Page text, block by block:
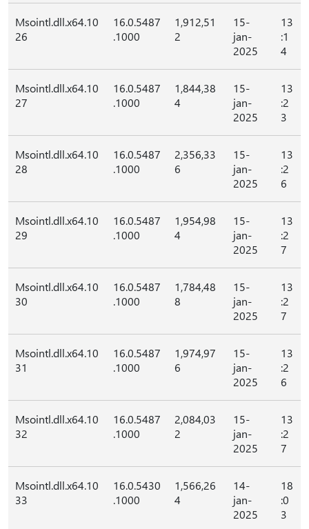
Msointl.dll.x64.10
26
16.0.5487
.1000
1,912,51
2
15-
jan-
2025
13
:1
4
Msointl.dll.x64.10
27
16.0.5487
.1000
1,844,38
4
15-
jan-
2025
13
:2
3
Msointl.dll.x64.10
28
16.0.5487
.1000
2,356,33
6
15-
jan-
2025
13
:2
6
Msointl.dll.x64.10
29
16.0.5487
.1000
1,954,98
4
15-
jan-
2025
13
:2
7
Msointl.dll.x64.10
30
16.0.5487
.1000
1,784,48
8
15-
jan-
2025
13
:2
7
Msointl.dll.x64.10
31
16.0.5487
.1000
1,974,97
6
15-
jan-
2025
13
:2
6
Msointl.dll.x64.10
32
16.0.5487
.1000
2,084,03
2
15-
jan-
2025
13
:2
7
Msointl.dll.x64.10
33
16.0.5430
.1000
1,566,26
4
14-
jan-
2025
18
:0
3